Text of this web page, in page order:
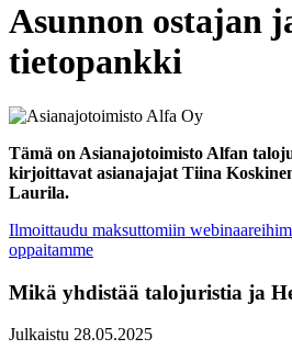
Asunnon ostajan
tietopankki
Tämä on Asianajotoimisto Alfan
kirjoittavat asianajajat Tiina
Laurila.
Ilmoittaudu maksuttomiin
oppaitamme
Mikä yhdistää talojuristia ja
Julkaistu 28.05.2025